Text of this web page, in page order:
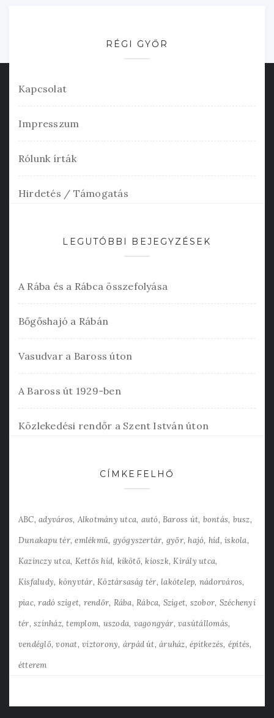
RÉGI GYŐR
Kapcsolat
Impresszum
Rólunk írták
Hirdetés / Támogatás
LEGUTÓBBI BEJEGYZÉSEK
A Rába és a Rábca összefolyása
Bőgőshajó a Rábán
Vasudvar a Baross úton
A Baross út 1929-ben
Közlekedési rendőr a Szent István úton
CÍMKEFELHŐ
ABC adyváros Alkotmány utca autó Baross út bontás busz
Dunakapu tér emlékmű gyógyszertár győr hajó híd iskola
Kazinczy utca Kettős híd kikötő kioszk Király utca
Kisfaludy könyvtár Köztársaság tér lakótelep nádorváros
piac radó sziget rendőr Rába Rábca Sziget szobor Széchenyi
tér színház templom uszoda vagongyár vasútállomás
vendéglő vonat víztorony árpád út áruház építkezés építés
étterem